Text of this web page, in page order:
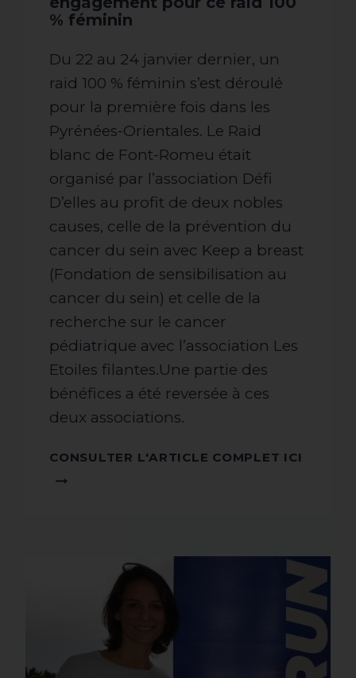
% féminin
Du 22 au 24 janvier dernier, un
raid 100 % féminin s’est déroulé
pour la première fois dans les
Pyrénées-Orientales. Le Raid
blanc de Font-Romeu était
organisé par l’association Défi
D’elles au profit de deux nobles
causes, celle de la prévention du
cancer du sein avec Keep a breast
(Fondation de sensibilisation au
cancer du sein) et celle de la
recherche sur le cancer
pédiatrique avec l’association Les
Etoiles filantes.Une partie des
bénéfices a été reversée à ces
deux associations.
CONSULTER L'ARTICLE COMPLET ICI